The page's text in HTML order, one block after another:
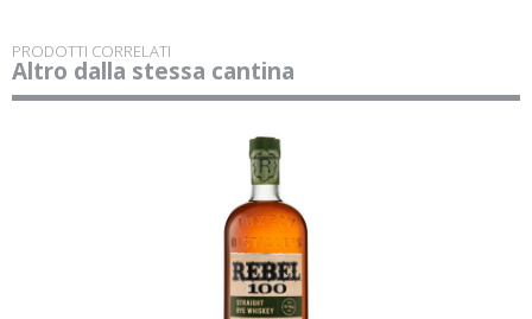
PRODOTTI CORRELATI
Altro dalla stessa cantina